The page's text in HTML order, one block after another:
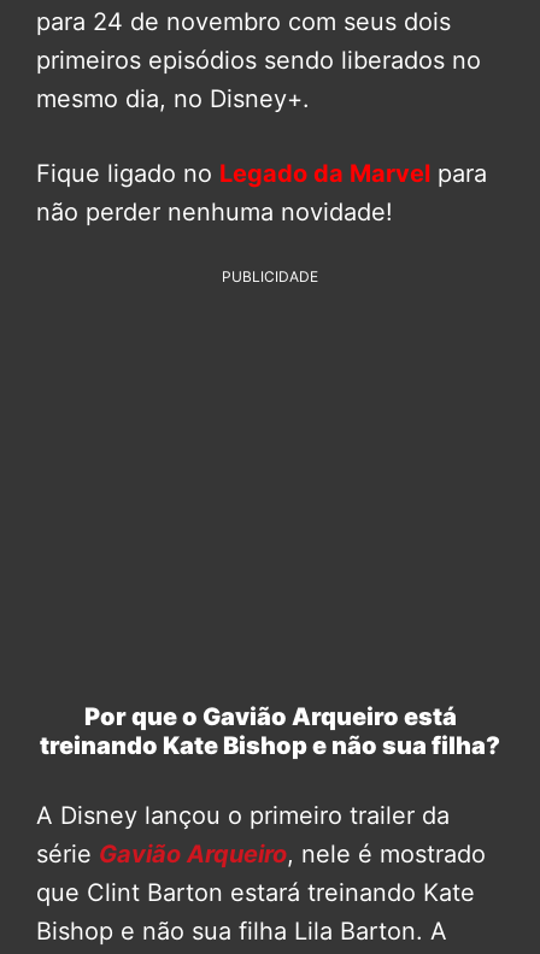
para 24 de novembro com seus dois
primeiros episódios sendo liberados no
mesmo dia, no Disney+.
Fique ligado no Legado da Marvel para
não perder nenhuma novidade!
PUBLICIDADE
Por que o Gavião Arqueiro está
treinando Kate Bishop e não sua filha?
A Disney lançou o primeiro trailer da
série Gavião Arqueiro, nele é mostrado
que Clint Barton estará treinando Kate
Bishop e não sua filha Lila Barton. A